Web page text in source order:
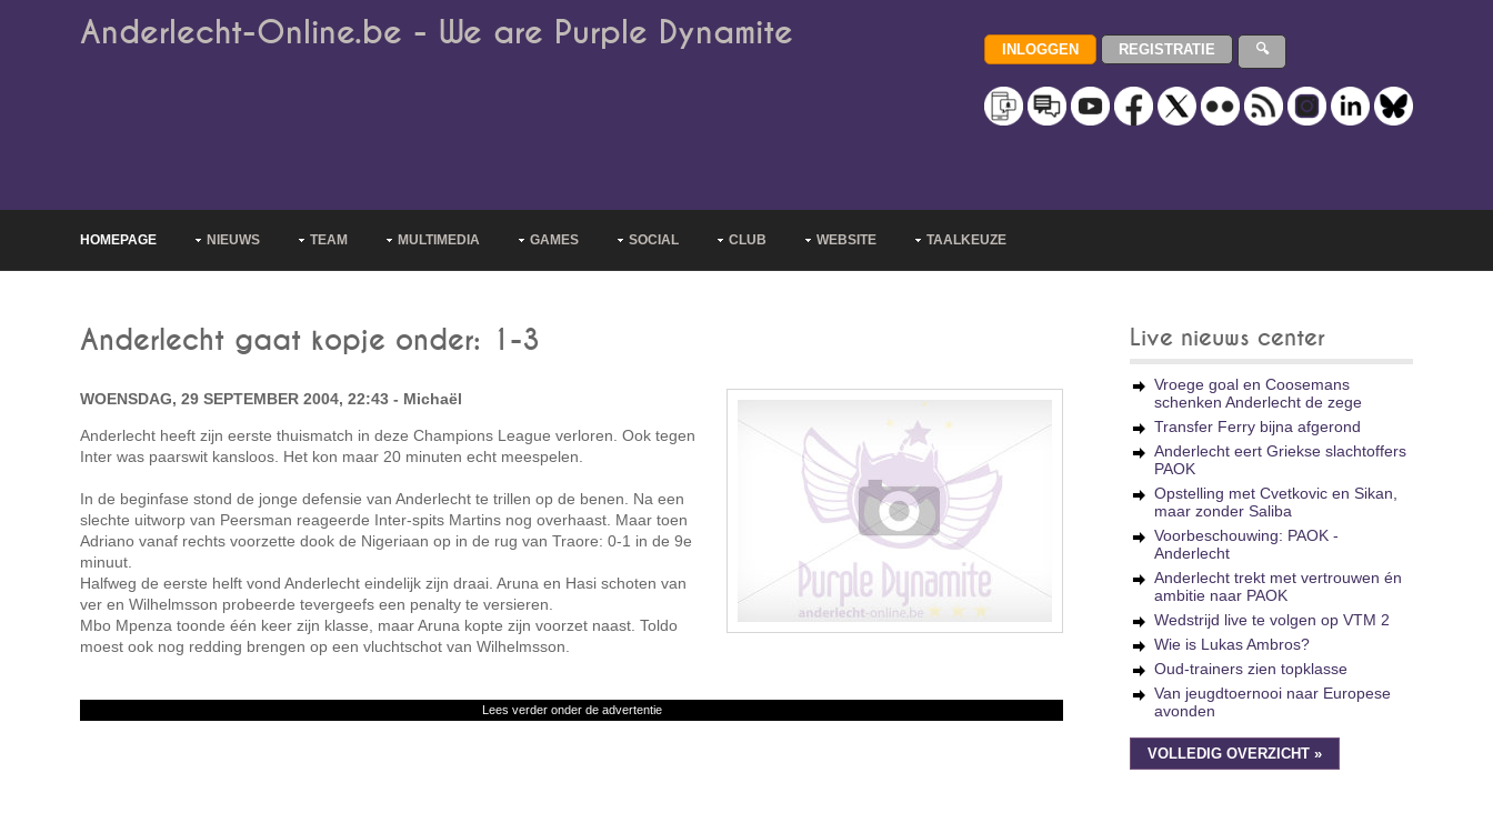
Anderlecht-Online.be - We are Purple Dynamite
HOMEPAGE NIEUWS TEAM MULTIMEDIA GAMES SOCIAL CLUB WEBSITE TAALKEUZE
Anderlecht gaat kopje onder: 1-3
WOENSDAG, 29 SEPTEMBER 2004, 22:43 - Michaël
Anderlecht heeft zijn eerste thuismatch in deze Champions League verloren. Ook tegen
Inter was paarswit kansloos. Het kon maar 20 minuten echt meespelen.
In de beginfase stond de jonge defensie van Anderlecht te trillen op de benen. Na een
slechte uitworp van Peersman reageerde Inter-spits Martins nog overhaast. Maar toen
Adriano vanaf rechts voorzette dook de Nigeriaan op in de rug van Traore: 0-1 in de 9e
minuut.
Halfweg de eerste helft vond Anderlecht eindelijk zijn draai. Aruna en Hasi schoten van
ver en Wilhelmsson probeerde tevergeefs een penalty te versieren.
Mbo Mpenza toonde één keer zijn klasse, maar Aruna kopte zijn voorzet naast. Toldo
moest ook nog redding brengen op een vluchtschot van Wilhelmsson.
Lees verder onder de advertentie
Live nieuws center
Vroege goal en Coosemans
schenken Anderlecht de zege
Transfer Ferry bijna afgerond
Anderlecht eert Griekse slachtoffers
PAOK
Opstelling met Cvetkovic en Sikan,
maar zonder Saliba
Voorbeschouwing: PAOK -
Anderlecht
Anderlecht trekt met vertrouwen én
ambitie naar PAOK
Wedstrijd live te volgen op VTM 2
Wie is Lukas Ambros?
Oud-trainers zien topklasse
Van jeugdtoernooi naar Europese
avonden
VOLLEDIG OVERZICHT »